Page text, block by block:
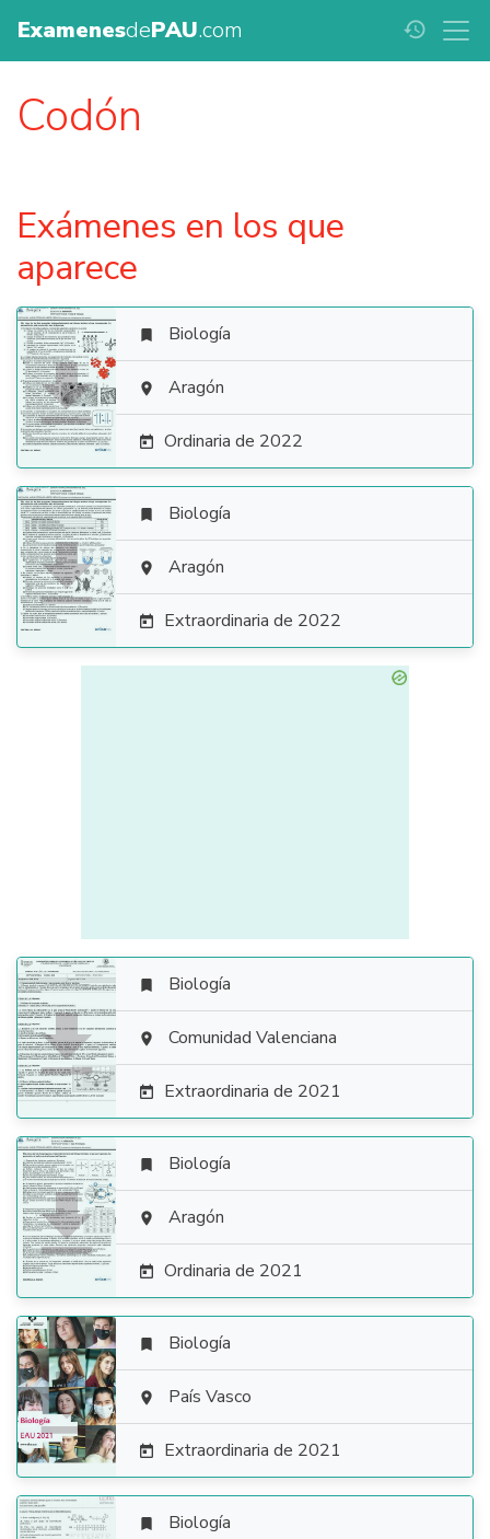
ExamenesdePAU.com history
Codón
Exámenes en los que
aparece

 Biología
 Aragón
 Ordinaria de 2022

 Biología
 Aragón
 Extraordinaria de 2022

 Biología
 Comunidad Valenciana
 Extraordinaria de 2021

 Biología
 Aragón
 Ordinaria de 2021

 Biología
 País Vasco
 Extraordinaria de 2021
 Biología